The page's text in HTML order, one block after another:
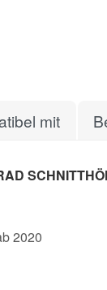
mit
2020